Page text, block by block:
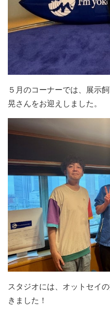
５月のコーナーでは、展示
晃さんをお迎えしました。
スタジオには、オットセイ
きました！